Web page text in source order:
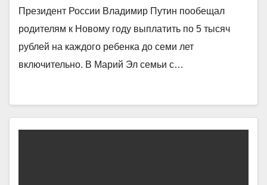
Президент России Владимир Путин пообещал
родителям к Новому году выплатить по 5 тысяч
рублей на каждого ребенка до семи лет
включительно. В Марий Эл семьи с…